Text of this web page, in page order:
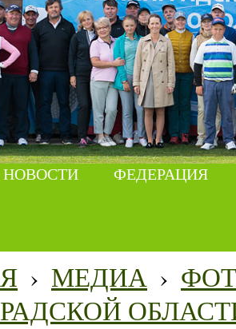
НОВОСТИ ФЕДЕРАЦИЯ
› МЕДИА ›